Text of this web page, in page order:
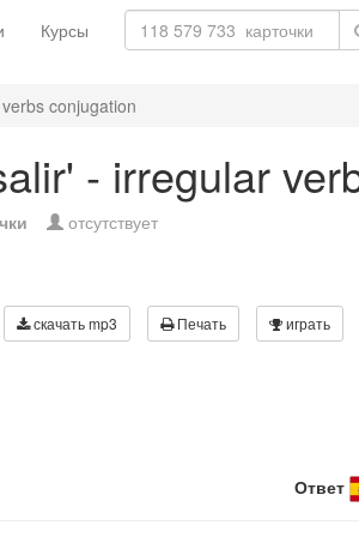
Курсы
conjugation
- irregular
отсутствует
скачать mp3 Печать играть
Ответ